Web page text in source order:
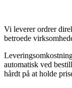
Vi leverer ordrer
betroede
automatisk ved
hårdt på at holde